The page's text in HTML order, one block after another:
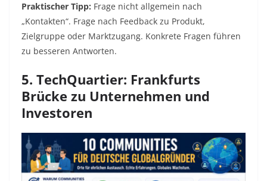
Praktischer Tipp: Frage nicht allgemein nach
„Kontakten“. Frage nach Feedback zu Produkt,
Zielgruppe oder Marktzugang. Konkrete Fragen führen
zu besseren Antworten.
5. TechQuartier: Frankfurts
Brücke zu Unternehmen und
Investoren